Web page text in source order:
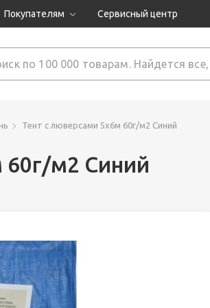
Покупателям
Как оформить заказ?
Сервисный центр
Тент с люверсами 5х6м 60г/м2 Синий
60г/м2 Синий